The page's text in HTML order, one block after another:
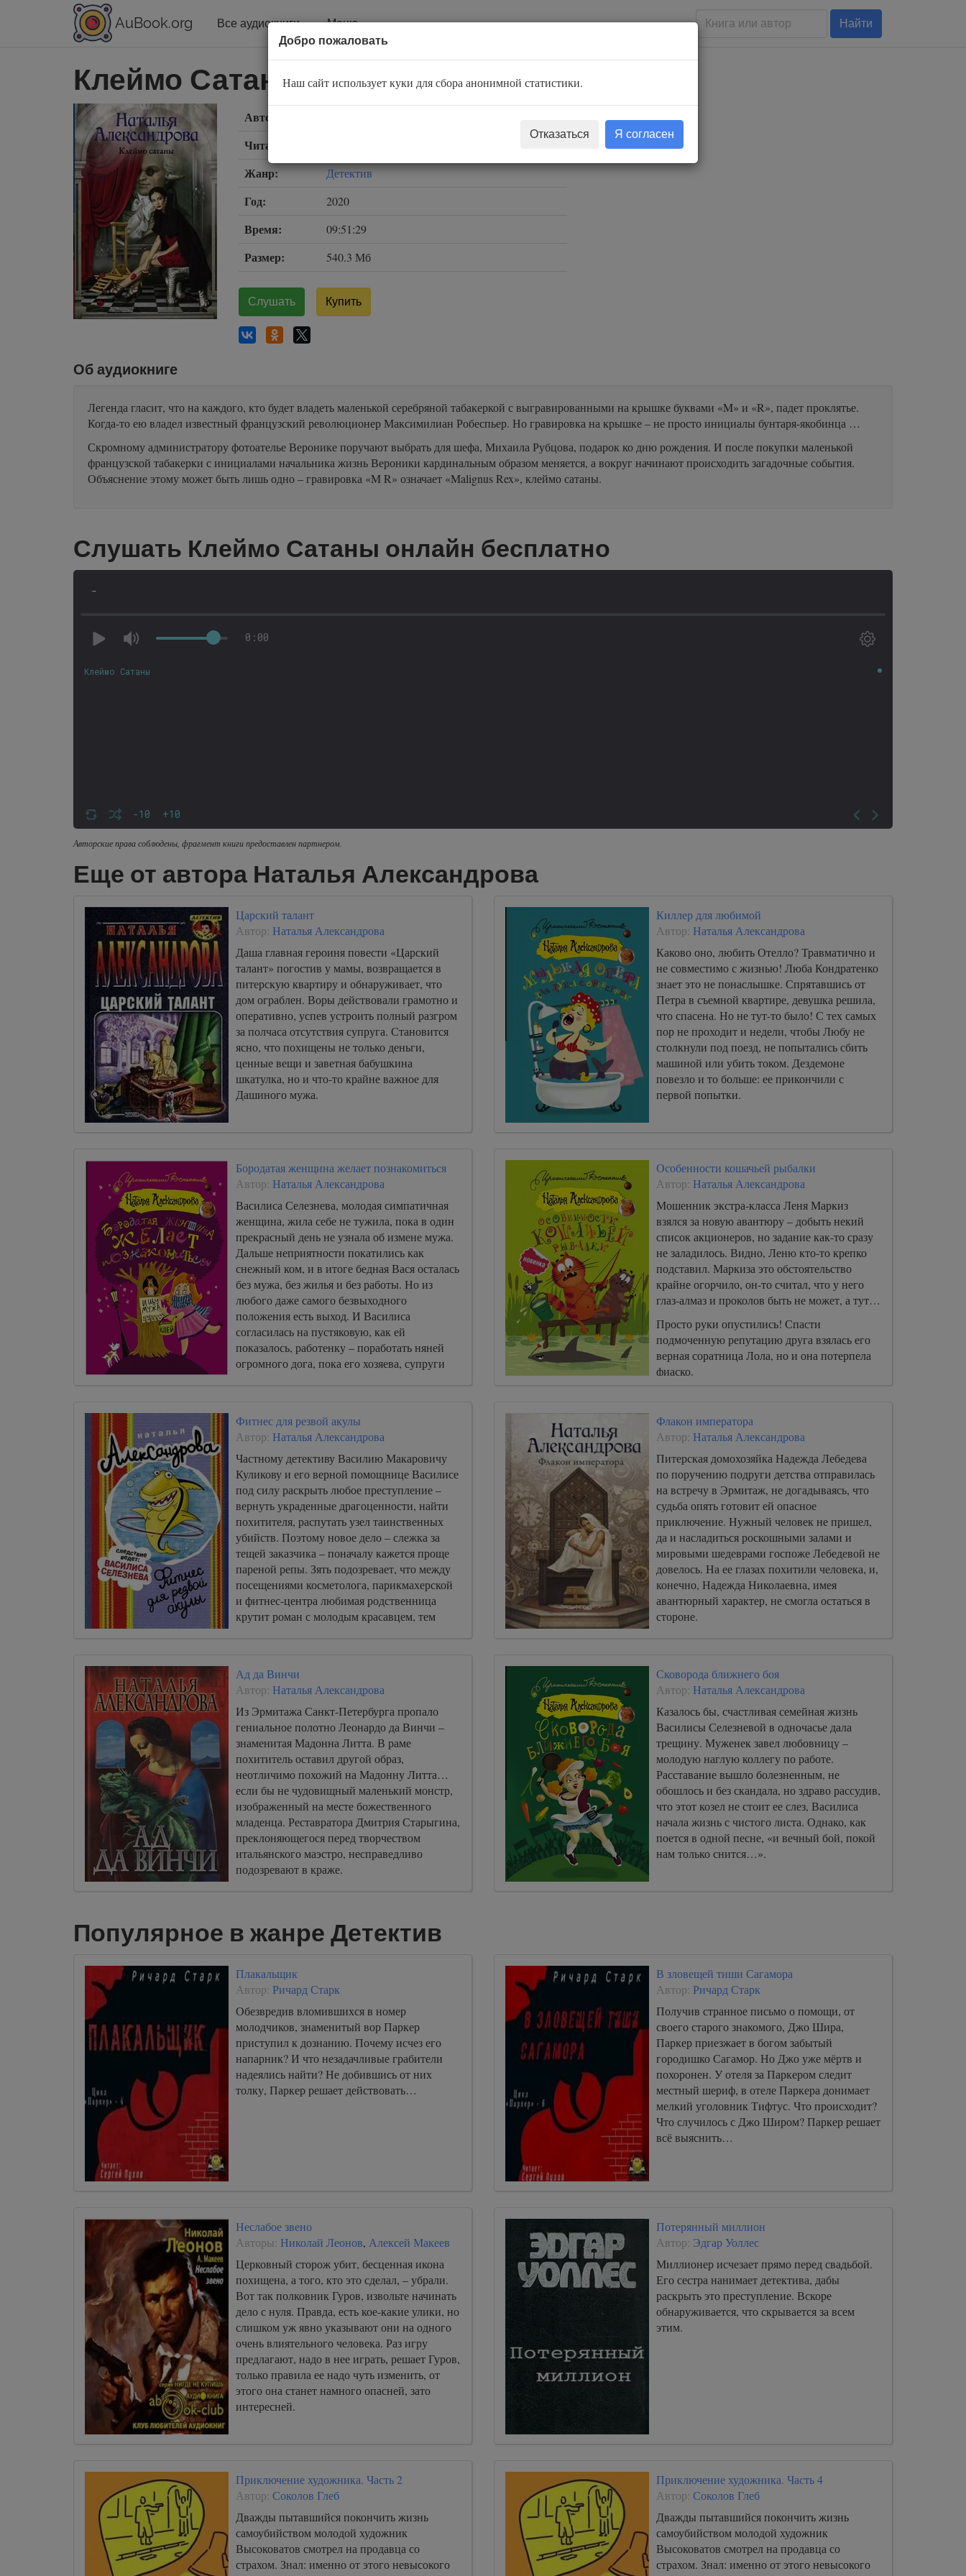
AuBook.org Все аудиокниги Меню Найти
Клеймо Сатаны
Автор:
Читает:
Жанр: Детектив
Год: 2020
Время: 09:51:29
Размер: 540.3 Мб
Слушать Купить
Об аудиокниге
Легенда гласит, что на каждого, кто будет владеть маленькой серебряной табакеркой с выгравированными на крышке буквами «M» и «R», падет проклятье.
Когда-то ею владел известный французский революционер Максимилиан Робеспьер. Но гравировка на крышке – не просто инициалы бунтаря-якобинца …
Скромному администратору фотоателье Веронике поручают выбрать для шефа, Михаила Рубцова, подарок ко дню рождения. И после покупки маленькой
французской табакерки с инициалами начальника жизнь Вероники кардинальным образом меняется, а вокруг начинают происходить загадочные события.
Объяснение этому может быть лишь одно – гравировка «M R» означает «Malignus Rex», клеймо сатаны.
Слушать Клеймо Сатаны онлайн бесплатно
-
0:00
-10 +10
Клеймо Сатаны
Авторские права соблюдены, фрагмент книги предоставлен партнером.
Еще от автора Наталья Александрова
Царский талант
Автор: Наталья Александрова
Даша главная героиня повести «Царский
талант» погостив у мамы, возвращается в
питерскую квартиру и обнаруживает, что
дом ограблен. Воры действовали грамотно и
оперативно, успев устроить полный разгром
за полчаса отсутствия супруга. Становится
ясно, что похищены не только деньги,
ценные вещи и заветная бабушкина
шкатулка, но и что-то крайне важное для
Дашиного мужа.
Киллер для любимой
Автор: Наталья Александрова
Каково оно, любить Отелло? Травматично и
не совместимо с жизнью! Люба Кондратенко
знает это не понаслышке. Спрятавшись от
Петра в съемной квартире, девушка решила,
что спасена. Но не тут-то было! С тех самых
пор не проходит и недели, чтобы Любу не
столкнули под поезд, не попытались сбить
машиной или убить током. Дездемоне
повезло и то больше: ее прикончили с
первой попытки.
Бородатая женщина желает познакомиться
Автор: Наталья Александрова
Василиса Селезнева, молодая симпатичная
женщина, жила себе не тужила, пока в один
прекрасный день не узнала об измене мужа.
Дальше неприятности покатились как
снежный ком, и в итоге бедная Вася осталась
без мужа, без жилья и без работы. Но из
любого даже самого безвыходного
положения есть выход. И Василиса
согласилась на пустяковую, как ей
показалось, работенку – поработать няней
огромного дога, пока его хозяева, супруги
Особенности кошачьей рыбалки
Автор: Наталья Александрова
Мошенник экстра-класса Леня Маркиз
взялся за новую авантюру – добыть некий
список акционеров, но задание как-то сразу
не заладилось. Видно, Леню кто-то крепко
подставил. Маркиза это обстоятельство
крайне огорчило, он-то считал, что у него
глаз-алмаз и проколов быть не может, а тут…
Просто руки опустились! Спасти
подмоченную репутацию друга взялась его
верная соратница Лола, но и она потерпела
фиаско.
Фитнес для резвой акулы
Автор: Наталья Александрова
Частному детективу Василию Макаровичу
Куликову и его верной помощнице Василисе
под силу раскрыть любое преступление –
вернуть украденные драгоценности, найти
похитителя, распутать узел таинственных
убийств. Поэтому новое дело – слежка за
тещей заказчика – поначалу кажется проще
пареной репы. Зять подозревает, что между
посещениями косметолога, парикмахерской
и фитнес-центра любимая родственница
крутит роман с молодым красавцем, тем
Флакон императора
Автор: Наталья Александрова
Питерская домохозяйка Надежда Лебедева
по поручению подруги детства отправилась
на встречу в Эрмитаж, не догадываясь, что
судьба опять готовит ей опасное
приключение. Нужный человек не пришел,
да и насладиться роскошными залами и
мировыми шедеврами госпоже Лебедевой не
довелось. На ее глазах похитили человека, и,
конечно, Надежда Николаевна, имея
авантюрный характер, не смогла остаться в
стороне.
Ад да Винчи
Автор: Наталья Александрова
Из Эрмитажа Санкт-Петербурга пропало
гениальное полотно Леонардо да Винчи –
знаменитая Мадонна Литта. В раме
похититель оставил другой образ,
неотличимо похожий на Мадонну Литта…
если бы не чудовищный маленький монстр,
изображенный на месте божественного
младенца. Реставратора Дмитрия Старыгина,
преклоняющегося перед творчеством
итальянского маэстро, несправедливо
подозревают в краже.
Сковорода ближнего боя
Автор: Наталья Александрова
Казалось бы, счастливая семейная жизнь
Василисы Селезневой в одночасье дала
трещину. Муженек завел любовницу –
молодую наглую коллегу по работе.
Расставание вышло болезненным, не
обошлось и без скандала, но здраво рассудив,
что этот козел не стоит ее слез, Василиса
начала жизнь с чистого листа. Однако, как
поется в одной песне, «и вечный бой, покой
нам только снится…».
Популярное в жанре Детектив
Плакальщик
Автор: Ричард Старк
Обезвредив вломившихся в номер
молодчиков, знаменитый вор Паркер
приступил к дознанию. Почему исчез его
напарник? И что незадачливые грабители
надеялись найти? Не добившись от них
толку, Паркер решает действовать…
В зловещей тиши Сагамора
Автор: Ричард Старк
Получив странное письмо о помощи, от
своего старого знакомого, Джо Шира,
Паркер приезжает в богом забытый
городишко Сагамор. Но Джо уже мёртв и
похоронен. У отеля за Паркером следит
местный шериф, в отеле Паркера донимает
мелкий уголовник Тифтус. Что происходит?
Что случилось с Джо Широм? Паркер решает
всё выяснить…
Неслабое звено
Авторы: Николай Леонов, Алексей Макеев
Церковный сторож убит, бесценная икона
похищена, а того, кто это сделал, – убрали.
Вот так полковник Гуров, извольте начинать
дело с нуля. Правда, есть кое-какие улики, но
слишком уж явно указывают они на одного
очень влиятельного человека. Раз игру
предлагают, надо в нее играть, решает Гуров,
только правила ее надо чуть изменить, от
этого она станет намного опасней, зато
интересней.
Потерянный миллион
Автор: Эдгар Уоллес
Миллионер исчезает прямо перед свадьбой.
Его сестра нанимает детектива, дабы
раскрыть это преступление. Вскоре
обнаруживается, что скрывается за всем
этим.
Приключение художника. Часть 2
Автор: Соколов Глеб
Дважды пытавшийся покончить жизнь
самоубийством молодой художник
Высоковатов смотрел на продавца со
страхом. Знал: именно от этого невысокого
Приключение художника. Часть 4
Автор: Соколов Глеб
Дважды пытавшийся покончить жизнь
самоубийством молодой художник
Высоковатов смотрел на продавца со
страхом. Знал: именно от этого невысокого
Добро пожаловать
Наш сайт использует куки для сбора анонимной статистики.
Отказаться Я согласен